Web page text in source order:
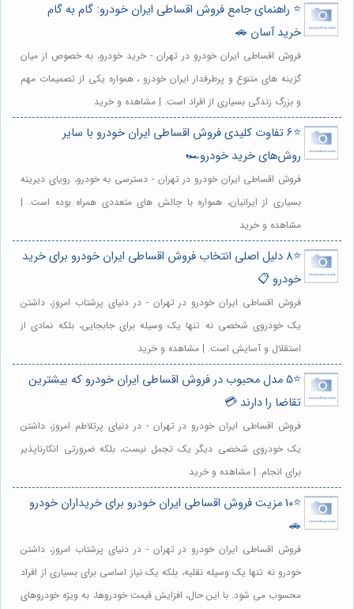
⭐️ راهنمای جامع فروش اقساطی ایران خودرو: گام به گام
خرید آسان 🚗
فروش اقساطی ایران خودرو در تهران - خرید خودرو، به خصوص از میان
گزینه های متنوع و پرطرفدار ایران خودرو ، همواره یکی از تصمیمات مهم
و بزرگ زندگی بسیاری از افراد است. | مشاهده و خرید
⭐️6 تفاوت کلیدی فروش اقساطی ایران خودرو با سایر
روش‌های خرید خودرو🏎️
فروش اقساطی ایران خودرو در تهران - دسترسی به خودرو، رویای دیرینه
بسیاری از ایرانیان، همواره با چالش های متعددی همراه بوده است. |
مشاهده و خرید
⭐️8 دلیل اصلی انتخاب فروش اقساطی ایران خودرو برای خرید
خودرو 📋
فروش اقساطی ایران خودرو در تهران - در دنیای پرشتاب امروز، داشتن
یک خودروی شخصی نه تنها یک وسیله برای جابجایی، بلکه نمادی از
استقلال و آسایش است. | مشاهده و خرید
⭐️5 مدل محبوب در فروش اقساطی ایران خودرو که بیشترین
تقاضا را دارند 💳
فروش اقساطی ایران خودرو در تهران - در دنیای پرتلاطم امروز، داشتن
یک خودروی شخصی دیگر یک تجمل نیست، بلکه ضرورتی انکارناپذیر
برای انجام. | مشاهده و خرید
⭐️10 مزیت فروش اقساطی ایران خودرو برای خریداران خودرو
🚗
فروش اقساطی ایران خودرو در تهران - در دنیای پرشتاب امروز، داشتن
خودرو نه تنها یک وسیله نقلیه، بلکه یک نیاز اساسی برای بسیاری از افراد
محسوب می شود. با این حال، افزایش قیمت خودروها، به ویژه خودروهای